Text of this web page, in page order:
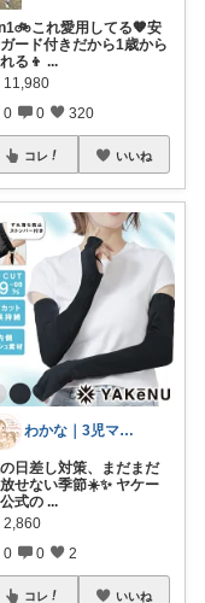
これ愛用してる🧡安
ード付きだから1歳から
る👦 ...
11,980
0 0 320
コレ いいね
わかな｜3児ママ｜いつもありがとう★
日差し対策、まだまだ
せない季節☀️✨ ヤケー
式の ...
2,860
0 0 2
コレ いいね